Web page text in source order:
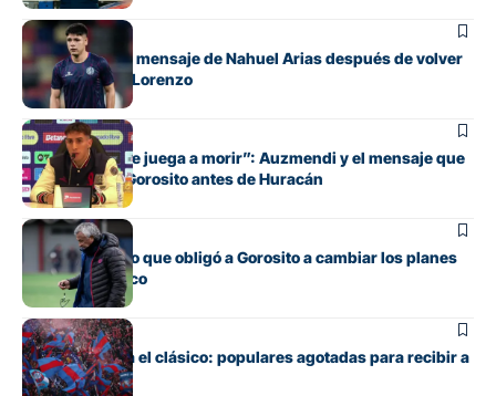
Fútbol
El conmovedor mensaje de Nahuel Arias después de volver
a jugar en San Lorenzo
Fútbol
“Cada pelota se juega a morir”: Auzmendi y el mensaje que
transmitió de Gorosito antes de Huracán
Fútbol
El contratiempo que obligó a Gorosito a cambiar los planes
antes del clásico
Fútbol
Boedo ya juega el clásico: populares agotadas para recibir a
Huracán